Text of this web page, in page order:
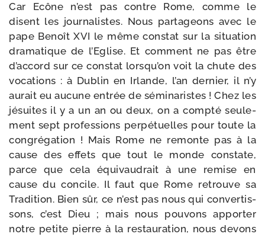
Car Ecône n’est pas contre Rome, comme le
disent les jour­na­listes. Nous par­ta­geons avec le
pape Benoît XVI le même constat sur la situa­tion
dra­ma­tique de l’Eglise. Et com­ment ne pas être
d’ac­cord sur ce constat lors­qu’on voit la chute des
voca­tions : à Dublin en Irlande, l’an der­nier, il n’y
aurait eu aucune entrée de sémi­na­ristes ! Chez les
jésuites il y a un an ou deux, on a comp­té seule­
ment sept pro­fes­sions per­pé­tuelles pour toute la
congré­ga­tion ! Mais Rome ne remonte pas à la
cause des effets que tout le monde constate,
parce que cela équi­vau­drait à une remise en
cause du concile. Il faut que Rome retrouve sa
Tradition. Bien sûr, ce n’est pas nous qui conver­tis­
sons, c’est Dieu ; mais nous pou­vons appor­ter
notre petite pierre à la res­tau­ra­tion, nous devons